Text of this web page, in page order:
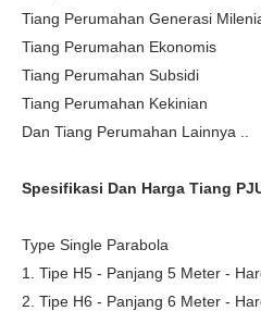
Tiang Perumahan Generasi
Tiang Perumahan Ekonomis
Tiang Perumahan Subsidi
Tiang Perumahan Kekinian
Dan Tiang Perumahan Lainnya ..
Spesifikasi Dan Harga Tiang
Type Single Parabola
1. Tipe H5 - Panjang 5 Meter -
2. Tipe H6 - Panjang 6 Meter -